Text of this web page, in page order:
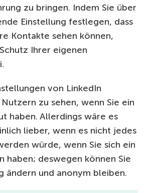
zu bringen. Indem Sie über
Einstellung festlegen, dass
Kontakte sehen können,
Ihrer eigenen
von LinkedIn
zu sehen, wenn Sie ein
haben. Allerdings wäre es
lieber, wenn es nicht jedes
würde, wenn Sie sich ein
haben; deswegen können Sie
ändern und anonym bleiben.